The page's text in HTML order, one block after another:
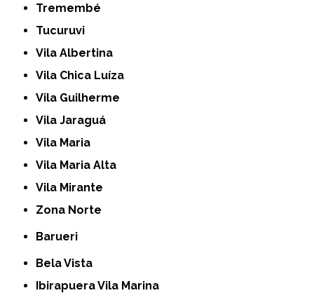
Tremembé
Tucuruvi
Vila Albertina
Vila Chica Luíza
Vila Guilherme
Vila Jaraguá
Vila Maria
Vila Maria Alta
Vila Mirante
Zona Norte
Barueri
Bela Vista
Ibirapuera Vila Marina